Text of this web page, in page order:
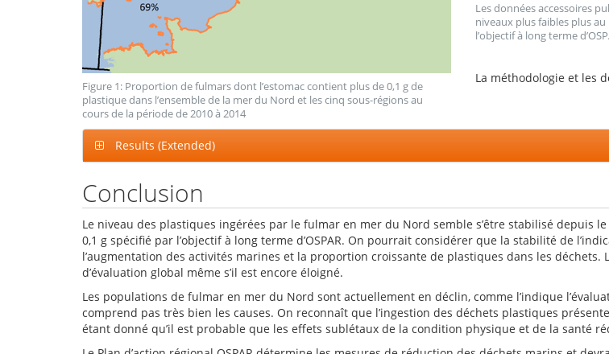
Figure 1: Proportion de fulmars dont l’estomac contient plus de 0,1 g de
plastique dans l’ensemble de la mer du Nord et les cinq sous-régions au
cours de la période de 2010 à 2014
Les données accessoires
niveaux plus faibles plus
l’objectif à long terme
La méthodologie et les
Results (Extended)
Conclusion
Le niveau des plastiques ingérées par le fulmar en mer du Nord semble s’être stabilisé depuis
0,1 g spécifié par l’objectif à long terme d’OSPAR. On pourrait considérer que la stabilité de
l’augmentation des activités marines et la proportion croissante de plastiques dans les déchets.
d’évaluation global même s’il est encore éloigné.
Les populations de fulmar en mer du Nord sont actuellement en déclin, comme l’indique
comprend pas très bien les causes. On reconnaît que l’ingestion des déchets plastiques
étant donné qu’il est probable que les effets sublétaux de la condition physique et de la santé